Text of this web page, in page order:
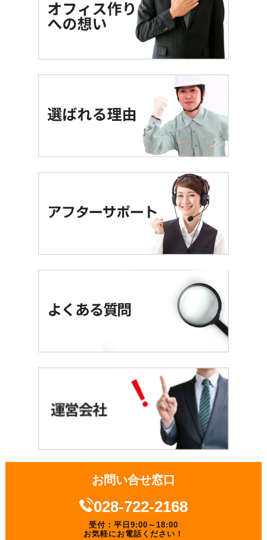
お問い合せ窓口
028-722-2168
受付：平日9:00～18:00
お気軽にお電話ください！